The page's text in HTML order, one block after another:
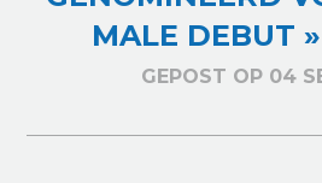
MALE DEBUT
GEPOST OP 04